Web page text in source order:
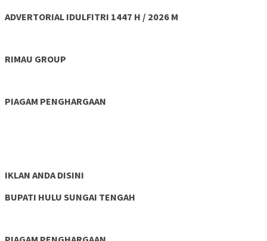
ADVERTORIAL IDULFITRI 1447 H / 2026 M
RIMAU GROUP
PIAGAM PENGHARGAAN
IKLAN ANDA DISINI
BUPATI HULU SUNGAI TENGAH